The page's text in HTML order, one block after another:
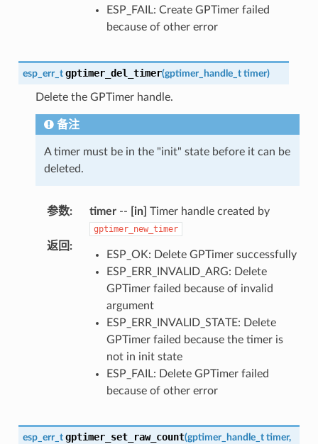
ESP_FAIL: Create GPTimer failed
because of other error
esp_err_t gptimer_del_timer(gptimer_handle_t timer)
Delete the GPTimer handle.
备注
A timer must be in the "init" state before it can be
deleted.
参数: timer-- [in] Timer handle created by
gptimer_new_timer
返回:
ESP_OK: Delete GPTimer successfully
ESP_ERR_INVALID_ARG: Delete
GPTimer failed because of invalid
argument
ESP_ERR_INVALID_STATE: Delete
GPTimer failed because the timer is
not in init state
ESP_FAIL: Delete GPTimer failed
because of other error
esp_err_t gptimer_set_raw_count(gptimer_handle_t timer,